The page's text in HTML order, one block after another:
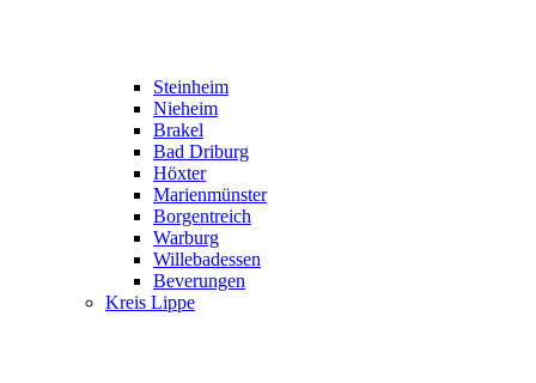
Steinheim
Nieheim
Brakel
Bad Driburg
Höxter
Marienmünster
Borgentreich
Warburg
Willebadessen
Beverungen
Kreis Lippe